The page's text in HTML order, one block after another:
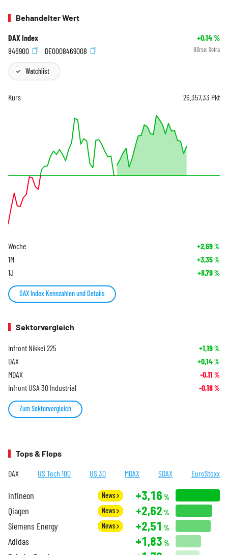
Behandelter Wert
DAX Index +0,14%
846900
DE0008469008 Börse: Xetra
Watchlist
Kurs 26.357,33 Pkt
Woche +2,69%
1M +3,35%
1J +8,79%
DAX Index Kennzahlen und Details
Sektorvergleich
Infront Nikkei 225 +1,19%
DAX +0,14%
MDAX -0,11 %
Infront USA 30 Industrial -0,18%
Zum Sektorvergleich
Tops & Flops
DAX US Tech 100 US 30 MDAX SDAX EuroStoxx
Infineon News +3,16 %
Qiagen News +2,62 %
Siemens Energy News +2,51 %
Adidas +1,83 %